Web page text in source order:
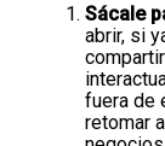
Sácale
abrir, si
fuera de
retomar